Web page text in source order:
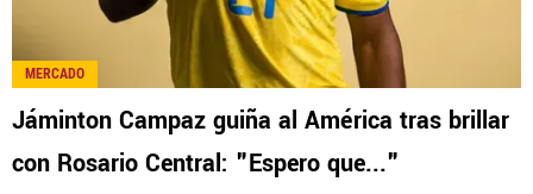
MERCADO
Jáminton Campaz guiña al América tras brillar
con Rosario Central: "Espero que..."